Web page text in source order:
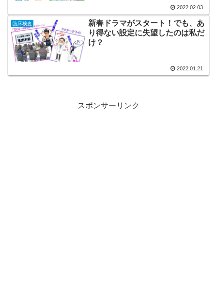
2022.02.03
臨床検査
新春ドラマがスタート！でも、あ
り得ない設定に失望したのは私だ
け？
2022.01.21
スポンサーリンク